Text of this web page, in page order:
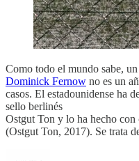
Como todo el mundo sabe,
Dominick Fernow no es un
casos. El estadounidense ha
sello berlinés
Ostgut Ton y lo ha hecho con
(Ostgut Ton, 2017). Se trata